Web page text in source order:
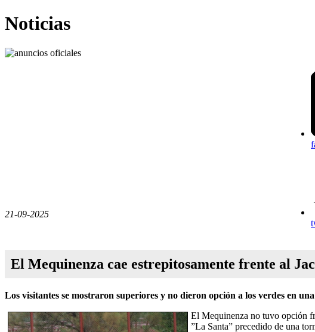
Noticias
21-09-2025
El Mequinenza cae estrepitosamente frente al
Los visitantes se mostraron superiores y no dieron opción a los verdes en
El Mequinenza no tuvo opción
”La Santa” precedido de una